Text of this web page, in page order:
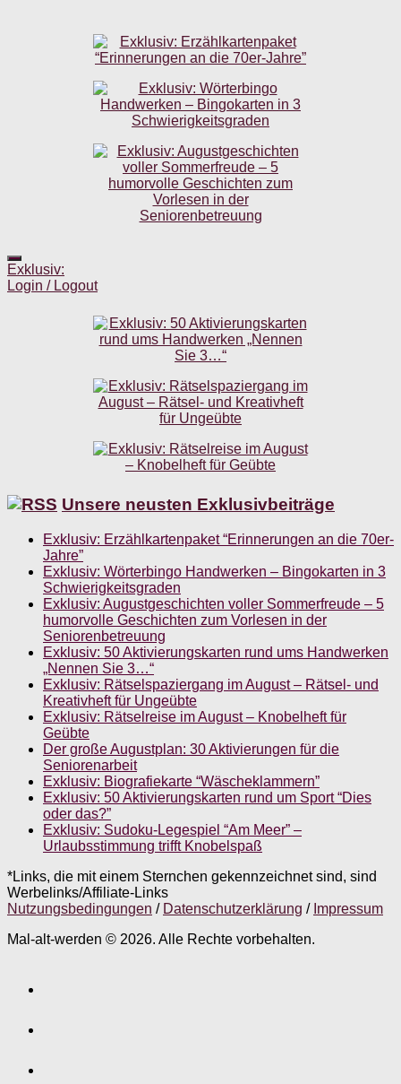
Exklusiv:
Login / Logout
Unsere neusten Exklusivbeiträge
Exklusiv: Erzählkartenpaket “Erinnerungen an die 70er-
Jahre”
Exklusiv: Wörterbingo Handwerken – Bingokarten in 3
Schwierigkeitsgraden
Exklusiv: Augustgeschichten voller Sommerfreude – 5
humorvolle Geschichten zum Vorlesen in der
Seniorenbetreuung
Exklusiv: 50 Aktivierungskarten rund ums Handwerken
„Nennen Sie 3…“
Exklusiv: Rätselspaziergang im August – Rätsel- und
Kreativheft für Ungeübte
Exklusiv: Rätselreise im August – Knobelheft für
Geübte
Der große Augustplan: 30 Aktivierungen für die
Seniorenarbeit
Exklusiv: Biografiekarte “Wäscheklammern”
Exklusiv: 50 Aktivierungskarten rund um Sport “Dies
oder das?”
Exklusiv: Sudoku-Legespiel “Am Meer” –
Urlaubsstimmung trifft Knobelspaß
*Links, die mit einem Sternchen gekennzeichnet sind, sind
Werbelinks/Affiliate-Links
Nutzungsbedingungen / Datenschutzerklärung / Impressum
Mal-alt-werden © 2026. Alle Rechte vorbehalten.